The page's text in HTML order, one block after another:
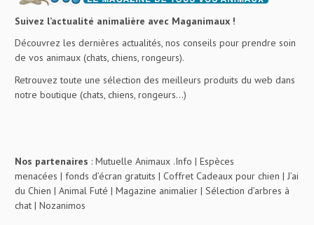
Suivez l’actualité animalière avec Maganimaux !
Découvrez les dernières actualités, nos conseils pour prendre soin
de vos animaux (chats, chiens, rongeurs).
Retrouvez toute une sélection des meilleurs produits du web dans
notre boutique (chats, chiens, rongeurs…)
Nos partenaires : Mutuelle Animaux .Info | Espèces
menacées | fonds d’écran gratuits | Coffret Cadeaux pour chien | J’ai
du Chien | Animal Futé | Magazine animalier | Sélection d’arbres à
chat | Nozanimos